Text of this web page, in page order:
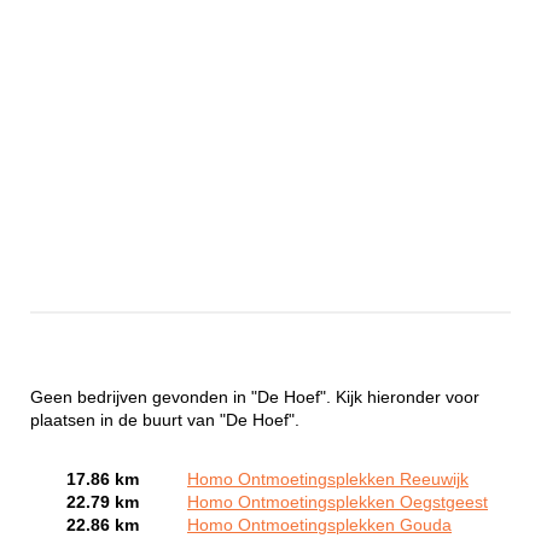
Geen bedrijven gevonden in "De Hoef". Kijk hieronder voor
plaatsen in de buurt van "De Hoef".
17.86 km
Homo Ontmoetingsplekken Reeuwijk
22.79 km
Homo Ontmoetingsplekken Oegstgeest
22.86 km
Homo Ontmoetingsplekken Gouda